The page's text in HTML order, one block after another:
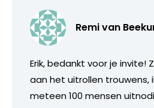
Remi van
Erik, bedankt voor je invite!
aan het uitrollen trouwens,
meteen 100 mensen